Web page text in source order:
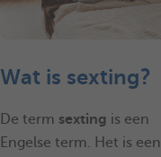
Wat is sexting?
De term sexting is een
Engelse term. Het is een